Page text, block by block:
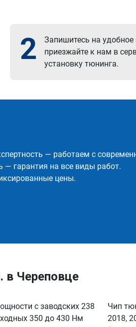
2
Запишитесь на удобное
приезжайте к нам в
установку тюнинга.
— работаем с
— гарантия на все виды работ.
цены.
в Череповце
с заводских 238
350 до 430 Нм
Чип
2018,